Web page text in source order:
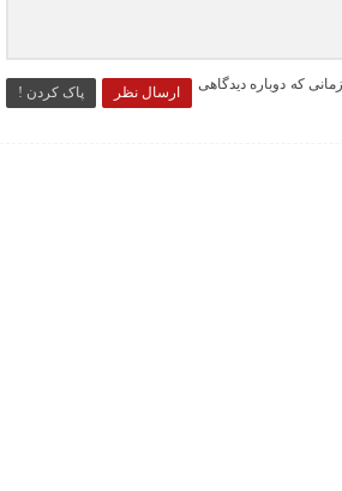
ارسال نظر پاک کردن !
که دوباره دیدگاهی